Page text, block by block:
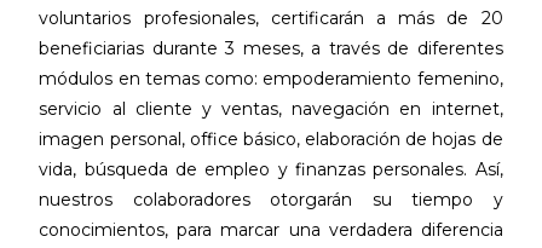
voluntarios profesionales, certificarán a más de 20
beneficiarias durante 3 meses, a través de diferentes
módulos en temas como: empoderamiento femenino,
servicio al cliente y ventas, navegación en internet,
imagen personal, office básico, elaboración de hojas de
vida, búsqueda de empleo y finanzas personales. Así,
nuestros colaboradores otorgarán su tiempo y
conocimientos, para marcar una verdadera diferencia